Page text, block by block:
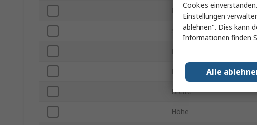
Produkt Typ
Subtyp
Belastung max.
Material
Breite
Höhe
Cookies
Einstellungen
ablehnen". Dies kann
Informationen finden
Alle